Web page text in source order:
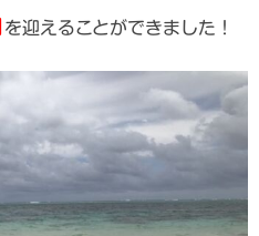
を迎えることができました！